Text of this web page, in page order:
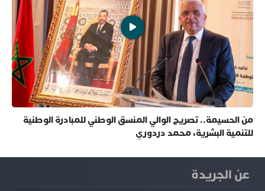
من الحسيمة.. تصريح الوالي المنسق الوطني للمبادرة الوطنية
للتنمية البشرية، محمد دردوري
عن الجريدة